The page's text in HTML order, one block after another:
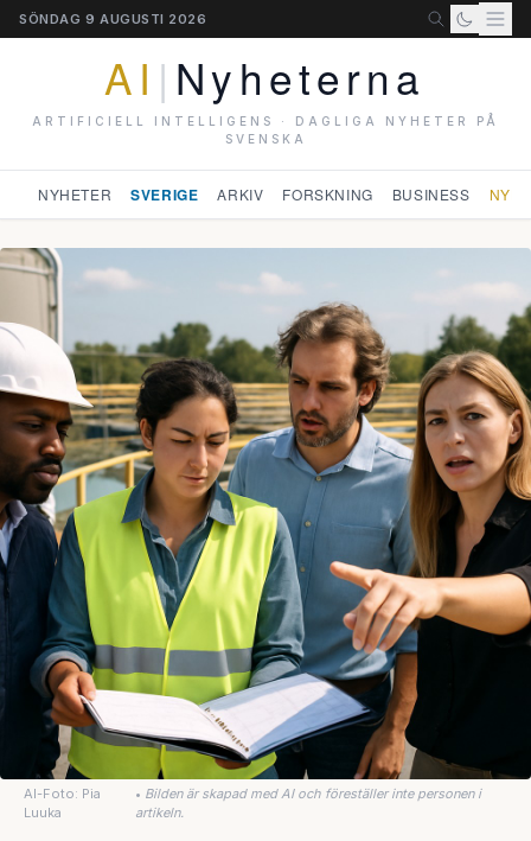
SÖNDAG 9 AUGUSTI 2026
AI | Nyheterna
ARTIFICIELL INTELLIGENS · DAGLIGA NYHETER PÅ
SVENSKA
NYHETER SVERIGE ARKIV FORSKNING BUSINESS
AI-Foto: Pia
Luuka
• Bilden är skapad med AI och föreställer inte personen i
artikeln.